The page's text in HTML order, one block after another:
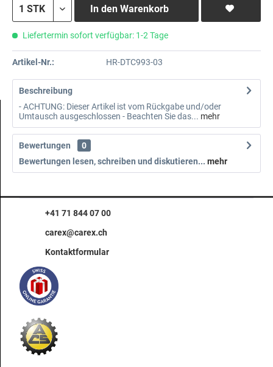
In den Warenkorb
Liefertermin sofort verfügbar: 1-2 Tage
Artikel-Nr.: HR-DTC993-03
Beschreibung
- ACHTUNG: Dieser Artikel ist vom Rückgabe und/oder
Umtausch ausgeschlossen - Beachten Sie das... mehr
Bewertungen
0
Bewertungen lesen, schreiben und diskutieren... mehr
+41 71 844 07 00
carex@carex.ch
Kontaktformular